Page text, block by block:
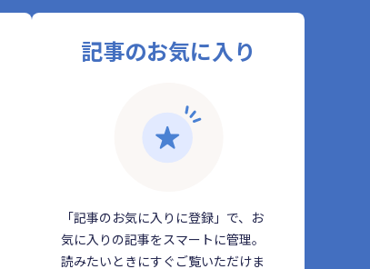
記事のお気に入り
「記事のお気に入りに登録」で、お
気に入りの記事をスマートに管理。
読みたいときにすぐご覧いただけま